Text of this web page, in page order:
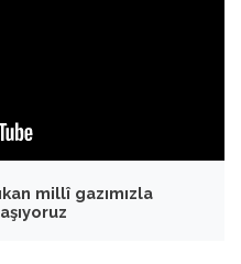
millî gazımızla